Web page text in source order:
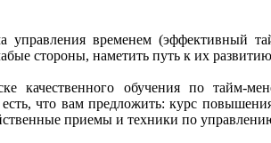
управления временем (эффективный
стороны, наметить путь к их
качественного обучения по тайм-
что вам предложить: курс
приемы и техники по